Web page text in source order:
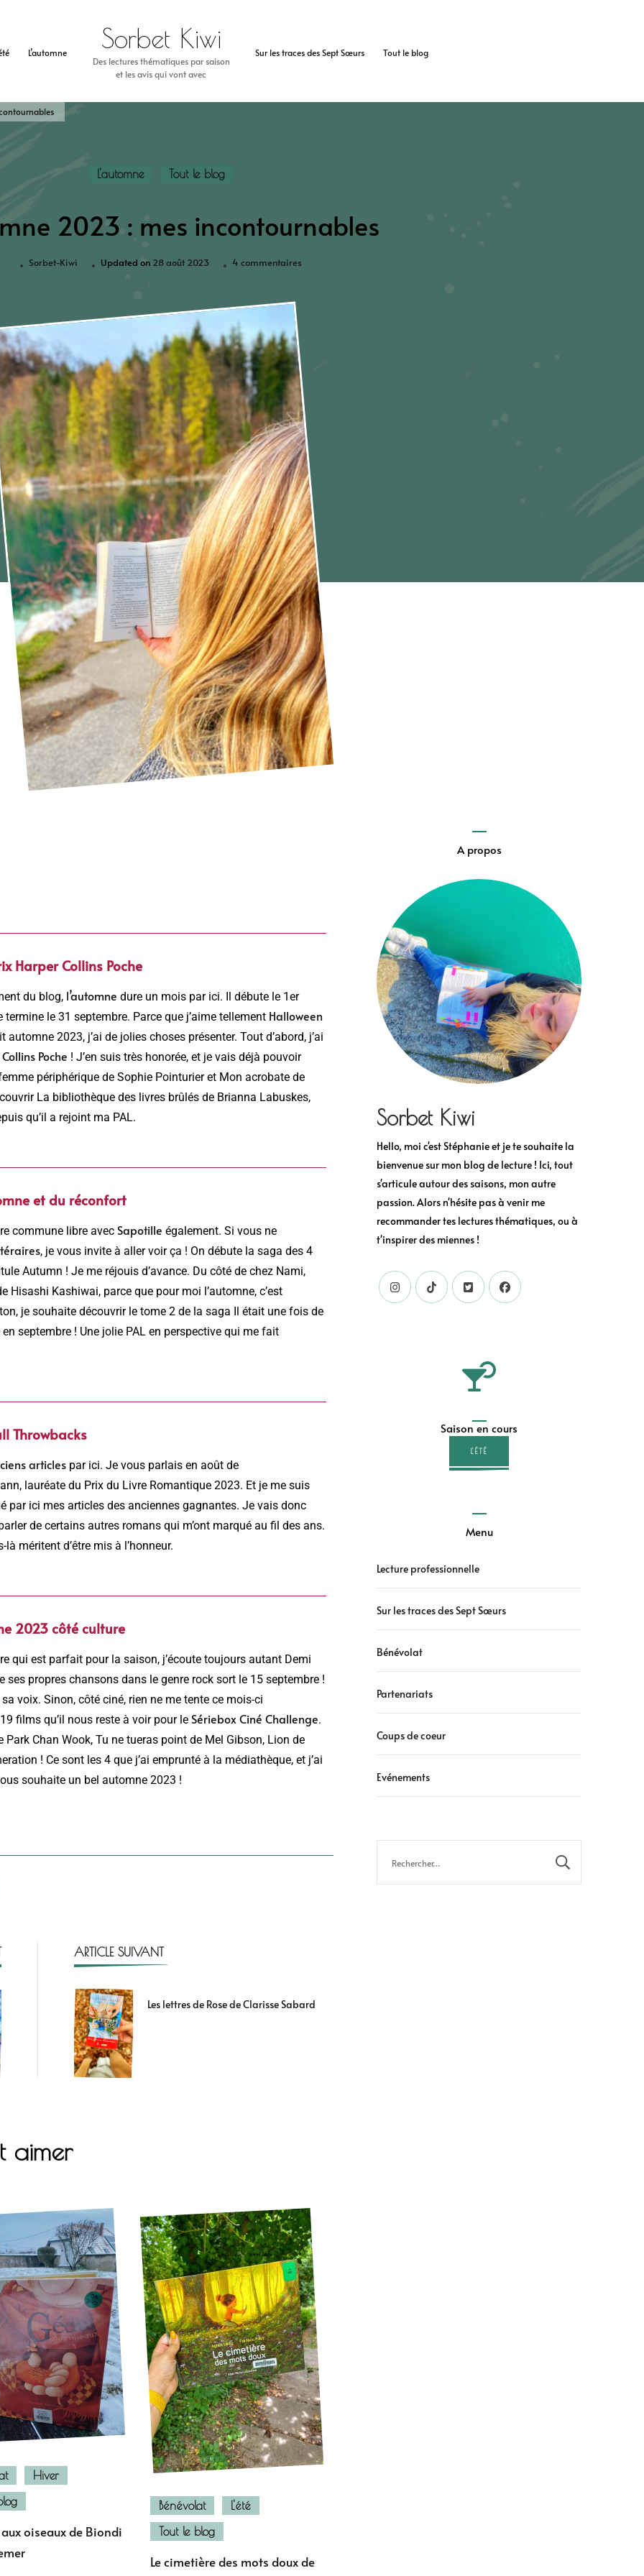
L’automne Sur les traces des Sept Sœurs Tout le blog
Sorbet Kiwi
Des lectures thématiques par saison
et les avis qui vont avec
L'automne Tout le blog
2023 : mes incontournables
Sorbet-Kiwi Updated on 28 août 2023 4 commentaires
Harper Collins Poche
du blog, l’automne dure un mois par ici. Il débute le 1er
le 31 septembre. Parce que j’aime tellement Halloween
2023, j’ai de jolies choses présenter. Tout d’abord, j’ai
Poche ! J’en suis très honorée, et je vais déjà pouvoir
périphérique de Sophie Pointurier et Mon acrobate de
La bibliothèque des livres brûlés de Brianna Labuskes,
qu’il a rejoint ma PAL.
et du réconfort
commune libre avec Sapotille également. Si vous ne
, je vous invite à aller voir ça ! On débute la saga des 4
Autumn ! Je me réjouis d’avance. Du côté de chez Nami,
Hisashi Kashiwai, parce que pour moi l’automne, c’est
je souhaite découvrir le tome 2 de la saga Il était une fois de
septembre ! Une jolie PAL en perspective qui me fait
Throwbacks
articles par ici. Je vous parlais en août de
lauréate du Prix du Livre Romantique 2023. Et je me suis
par ici mes articles des anciennes gagnantes. Je vais donc
de certains autres romans qui m’ont marqué au fil des ans.
méritent d’être mis à l’honneur.
2023 côté culture
qui est parfait pour la saison, j’écoute toujours autant Demi
propres chansons dans le genre rock sort le 15 septembre !
voix. Sinon, côté ciné, rien ne me tente ce mois-ci
films qu’il nous reste à voir pour le Sériebox Ciné Challenge.
Chan Wook, Tu ne tueras point de Mel Gibson, Lion de
! Ce sont les 4 que j’ai emprunté à la médiathèque, et j’ai
souhaite un bel automne 2023 !
ARTICLE SUIVANT
Les lettres de Rose de Clarisse Sabard
aimer
Hiver
oiseaux de Biondi
Bénévolat
L'été
Tout le blog
Le cimetière des mots doux de
A propos
Sorbet Kiwi
Hello, moi c'est Stéphanie et je te souhaite la
bienvenue sur mon blog de lecture ! Ici, tout
s'articule autour des saisons, mon autre
passion. Alors n'hésite pas à venir me
recommander tes lectures thématiques, ou à
t'inspirer des miennes !
Saison en cours
L'ÉTÉ
Menu
Lecture professionnelle
Sur les traces des Sept Sœurs
Bénévolat
Partenariats
Coups de coeur
Evénements